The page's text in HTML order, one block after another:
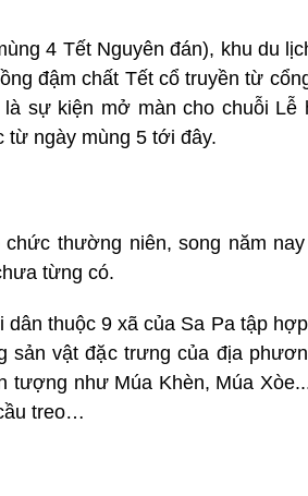
4 Tết Nguyên đán), khu du
đậm chất Tết cổ truyền từ
sự kiện mở màn cho chuỗi Lễ
từ ngày mùng 5 tới đây.
thường niên, song năm
từng có.
thuộc 9 xã của Sa Pa tập
sản vật đặc trưng của địa
tượng như Múa Khèn, Múa
treo…